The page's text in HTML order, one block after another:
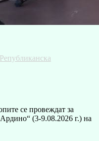
се провеждат за
(3-9.08.2026 г.) на